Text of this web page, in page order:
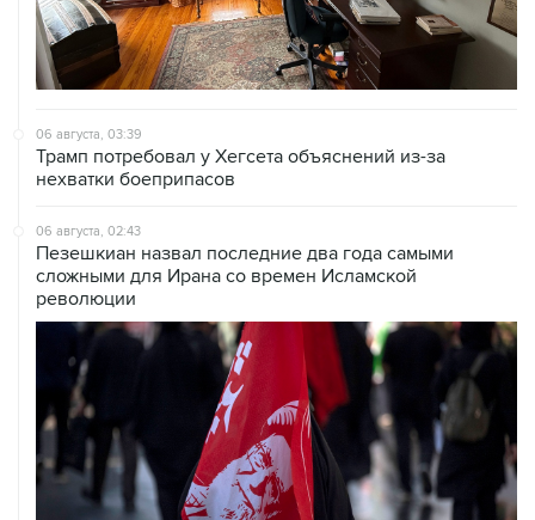
06 августа, 03:39
Трамп потребовал у Хегсета объяснений из-за
нехватки боеприпасов
06 августа, 02:43
Пезешкиан назвал последние два года самыми
сложными для Ирана со времен Исламской
революции